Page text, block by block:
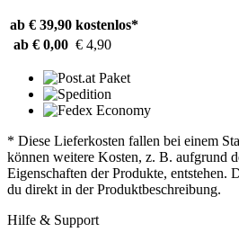
ab € 39,90 kostenlos*
ab € 0,00 € 4,90
* Diese Lieferkosten fallen bei einem
können weitere Kosten, z. B. aufgrund
Eigenschaften der Produkte, entstehen.
du direkt in der Produktbeschreibung.
Hilfe & Support